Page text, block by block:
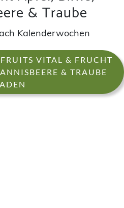
& Traube
Kalenderwochen
VITAL & FRUCHT
& TRAUBE